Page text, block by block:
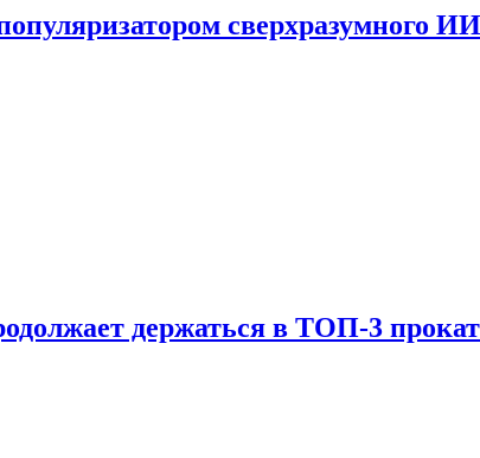
сверхразумного
держаться в ТОП-3